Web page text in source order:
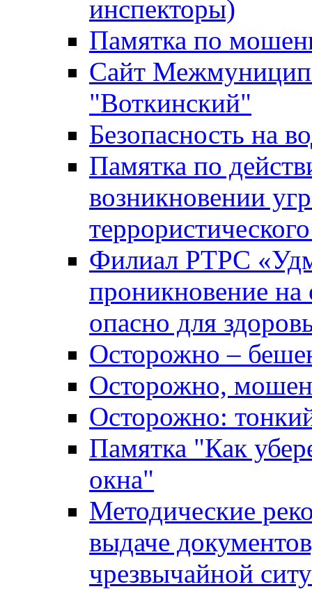
инспекторы)
Памятка по
Сайт
"Воткинский"
Безопасность на
Памятка по
возникновении
Филиал РТРС
проникновение на
опасно для
Осторожно –
Осторожно,
Осторожно:
Памятка "Как
окна"
Методические
выдаче
чрезвычайной